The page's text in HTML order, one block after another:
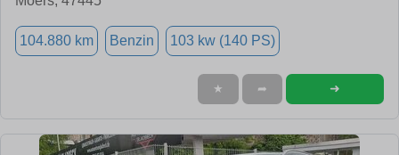
104.880 km Benzin 103 kw (140 PS)
★ ➦ ➜